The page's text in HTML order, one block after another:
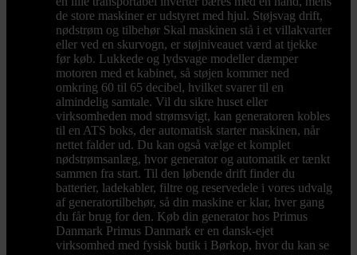
de store maskiner er udstyret med hjul. Støjsvag drift,
nødstrøm og tilbehør Skal maskinen stå i et villakvarter
eller ved en skurvogn, er støjniveauet værd at tjekke
før køb. Lukkede og lydsvage modeller dæmper
motoren med et kabinet, så støjen kommer ned
omkring 60 til 65 decibel, hvilket svarer til en
almindelig samtale. Vil du sikre huset eller
virksomheden mod strømsvigt, kan generatoren kobles
til en ATS boks, der automatisk starter maskinen, når
nettet falder ud. Du kan også vælge et komplet
nødstrømsanlæg, hvor generator og automatik er tænkt
sammen fra start. Til den løbende drift finder du
batterier, ladekabler, filtre og reservedele i vores udvalg
af generatortilbehør, så din maskine er klar, hver gang
du får brug for den. Køb din generator hos Primus
Danmark Primus Danmark er en dansk-ejet
virksomhed med fysisk butik i Børkop, hvor du kan se